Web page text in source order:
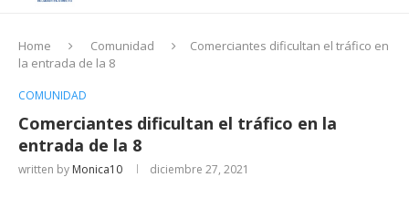
Home Comunidad
Comerciantes dificultan el tráfico en
la entrada de la 8
COMUNIDAD
Comerciantes dificultan el tráfico en la
entrada de la 8
written by Monica10 diciembre 27, 2021